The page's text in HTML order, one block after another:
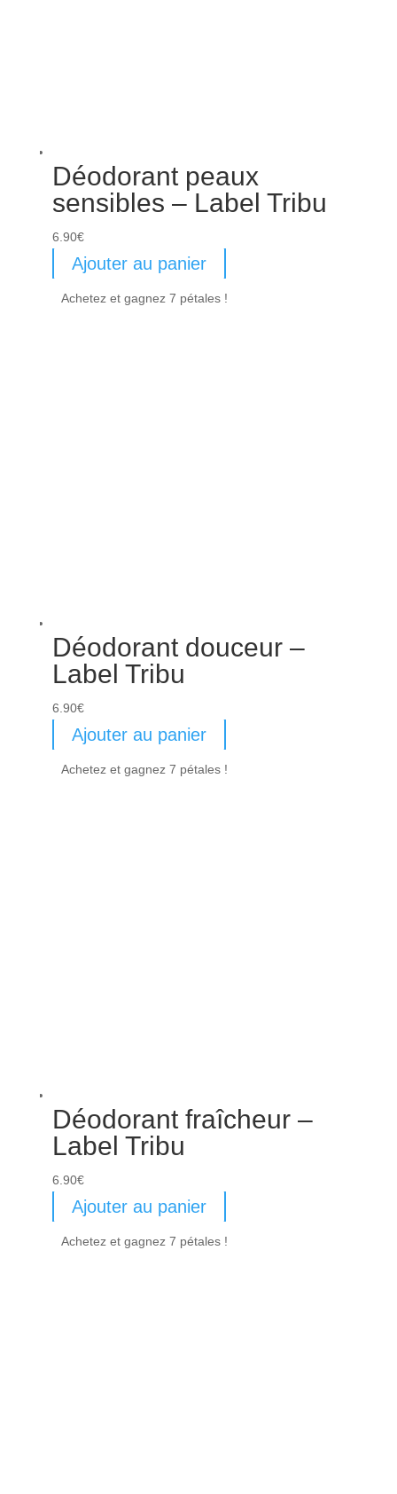
Déodorant peaux
sensibles – Label Tribu
6.90€
Ajouter au panier
Achetez et gagnez 7 pétales !
Déodorant douceur –
Label Tribu
6.90€
Ajouter au panier
Achetez et gagnez 7 pétales !
Déodorant fraîcheur –
Label Tribu
6.90€
Ajouter au panier
Achetez et gagnez 7 pétales !